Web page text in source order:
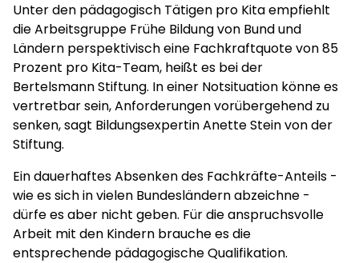
Unter den pädagogisch Tätigen pro Kita empfiehlt
die Arbeitsgruppe Frühe Bildung von Bund und
Ländern perspektivisch eine Fachkraftquote von 85
Prozent pro Kita-Team, heißt es bei der
Bertelsmann Stiftung. In einer Notsituation könne es
vertretbar sein, Anforderungen vorübergehend zu
senken, sagt Bildungsexpertin Anette Stein von der
Stiftung.
Ein dauerhaftes Absenken des Fachkräfte-Anteils -
wie es sich in vielen Bundesländern abzeichne -
dürfe es aber nicht geben. Für die anspruchsvolle
Arbeit mit den Kindern brauche es die
entsprechende pädagogische Qualifikation.